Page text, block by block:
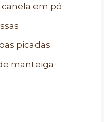
canela em pó
picadas
manteiga